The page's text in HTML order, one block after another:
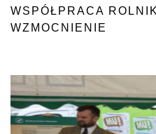
WSPÓŁPRACA
WZMOCNIENIE